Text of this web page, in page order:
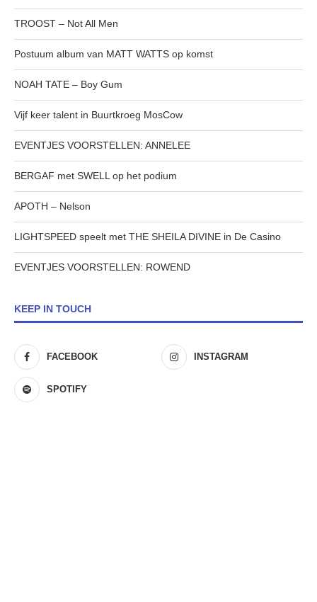
TROOST – Not All Men
Postuum album van MATT WATTS op komst
NOAH TATE – Boy Gum
Vijf keer talent in Buurtkroeg MosCow
EVENTJES VOORSTELLEN: ANNELEE
BERGAF met SWELL op het podium
APOTH – Nelson
LIGHTSPEED speelt met THE SHEILA DIVINE in De Casino
EVENTJES VOORSTELLEN: ROWEND
KEEP IN TOUCH
FACEBOOK INSTAGRAM
SPOTIFY